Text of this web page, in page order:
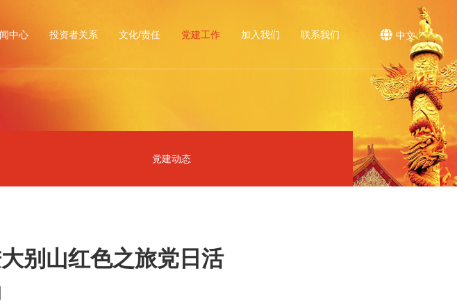
中心 投资者关系 文化/责任 党建工作 加入我们 联系我们 中文
党建动态
别山红色之旅党日活